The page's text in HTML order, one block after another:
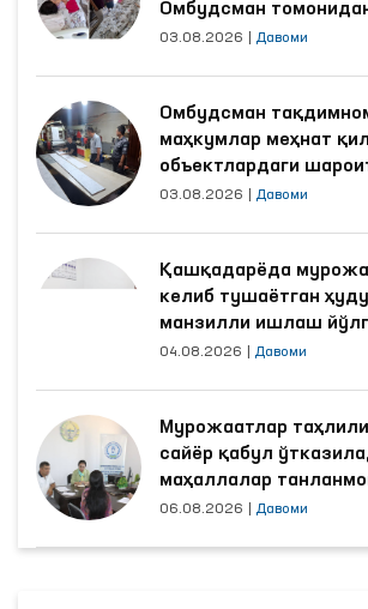
Омбудсман
03.08.2026 Давоми
Омбудсман
маҳкумлар меҳнат
объектлардаги
яхшиланди
03.08.2026 Давоми
Қашқадарёда
келиб тушаётган
манзилли ишлаш
04.08.2026 Давоми
Мурожаатлар
сайёр қабул
маҳаллалар
06.08.2026 Давоми